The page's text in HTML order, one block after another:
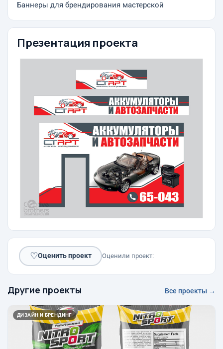
Баннеры для брендирования мастерской
Презентация проекта
♡Оценить проект Оценили проект:
Другие проекты Все проекты →
ДИЗАЙН И БРЕНДИНГ